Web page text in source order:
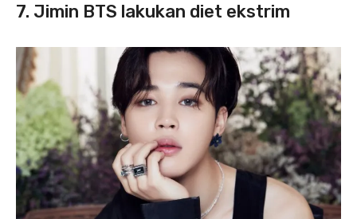
7. Jimin BTS lakukan diet ekstrim